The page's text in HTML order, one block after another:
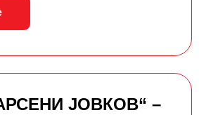
ЈОВКОВ“ –